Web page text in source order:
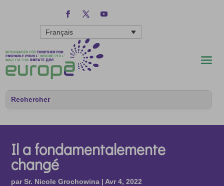
Français
Il a fondamentalemente
changé
parSr. Nicole Grochowina | Avr 4, 2022